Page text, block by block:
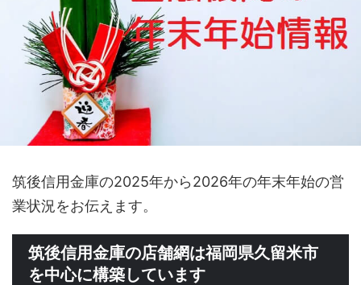
筑後信用金庫の2025年から2026年の年末年始の営
業状況をお伝えます。
筑後信用金庫の店舗網は福岡県久留米市
を中心に構築しています